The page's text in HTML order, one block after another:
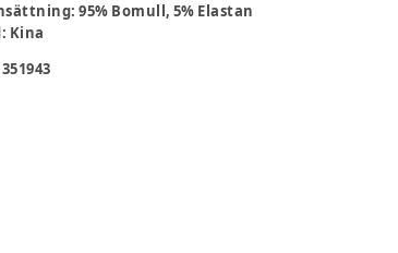
:95% Bomull, 5% Elastan
: Kina
351943